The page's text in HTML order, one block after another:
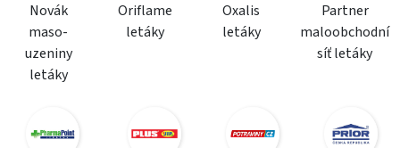
Novák
maso-
uzeniny
letáky
Oriflame
letáky
Oxalis
letáky
Partner
maloobchodní
síť letáky